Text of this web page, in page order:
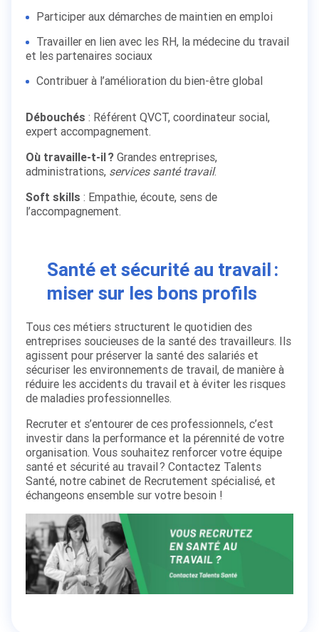
Participer aux démarches de maintien en emploi
Travailler en lien avec les RH, la médecine du travail
et les partenaires sociaux
Contribuer à l’amélioration du bien-être global
Débouchés : Référent QVCT, coordinateur social,
expert accompagnement.
Où travaille-t-il ? Grandes entreprises,
administrations, services santé travail.
Soft skills : Empathie, écoute, sens de
l’accompagnement.
Santé et sécurité au travail :
miser sur les bons profils
Tous ces métiers structurent le quotidien des
entreprises soucieuses de la santé des travailleurs. Ils
agissent pour préserver la santé des salariés et
sécuriser les environnements de travail, de manière à
réduire les accidents du travail et à éviter les risques
de maladies professionnelles.
Recruter et s’entourer de ces professionnels, c’est
investir dans la performance et la pérennité de votre
organisation. Vous souhaitez renforcer votre équipe
santé et sécurité au travail ? Contactez Talents
Santé, notre cabinet de Recrutement spécialisé, et
échangeons ensemble sur votre besoin !